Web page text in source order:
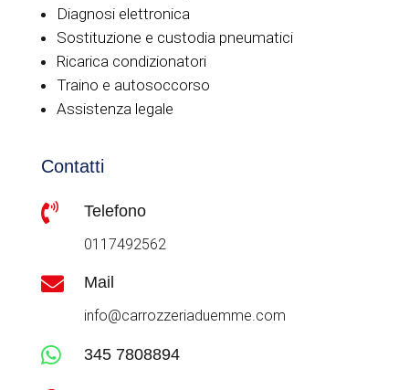
Diagnosi elettronica
Sostituzione e custodia pneumatici
Ricarica condizionatori
Traino e autosoccorso
Assistenza legale
Contatti
 Telefono
0117492562
 Mail
info@carrozzeriaduemme.com
 345 7808894